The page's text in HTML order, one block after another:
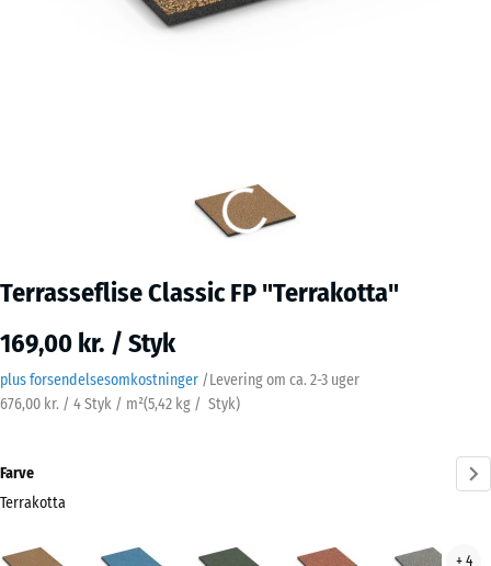
Terrasseflise Classic FP "Terrakotta"
169,00 kr. / Styk
plus forsendelsesomkostninger /Levering om ca. 2-3 uger
676,00 kr. / 4 Styk / m²(5,42 kg / Styk)
Farve
Terrakotta
+ 4